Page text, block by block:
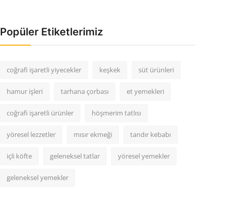
Popüler Etiketlerimiz
coğrafi işaretli yiyecekler keşkek süt ürünleri
hamur işleri tarhana çorbası et yemekleri
coğrafi işaretli ürünler höşmerim tatlısı
yöresel lezzetler mısır ekmeği tandır kebabı
içli köfte geleneksel tatlar yöresel yemekler
geleneksel yemekler